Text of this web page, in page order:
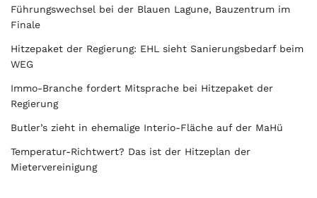
Führungswechsel bei der Blauen Lagune, Bauzentrum im
Finale
Hitzepaket der Regierung: EHL sieht Sanierungsbedarf beim
WEG
Immo-Branche fordert Mitsprache bei Hitzepaket der
Regierung
Butler’s zieht in ehemalige Interio-Fläche auf der MaHü
Temperatur-Richtwert? Das ist der Hitzeplan der
Mietervereinigung